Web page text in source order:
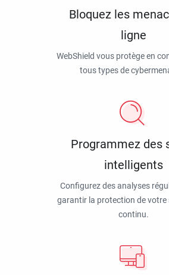
Bloquez les
ligne
WebShield vous protège en
tous types de
Programmez des
intelligents
Configurez des analyses
garantir la protection de votre
continu.